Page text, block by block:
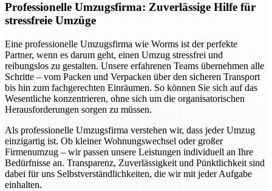
Professionelle Umzugsfirma: Zuverlässige Hilfe für
stressfreie Umzüge
Eine professionelle Umzugsfirma wie Worms ist der perfekte
Partner, wenn es darum geht, einen Umzug stressfrei und
reibungslos zu gestalten. Unsere erfahrenen Teams übernehmen alle
Schritte – vom Packen und Verpacken über den sicheren Transport
bis hin zum fachgerechten Einräumen. So können Sie sich auf das
Wesentliche konzentrieren, ohne sich um die organisatorischen
Herausforderungen sorgen zu müssen.
Als professionelle Umzugsfirma verstehen wir, dass jeder Umzug
einzigartig ist. Ob kleiner Wohnungswechsel oder großer
Firmenumzug – wir passen unsere Leistungen individuell an Ihre
Bedürfnisse an. Transparenz, Zuverlässigkeit und Pünktlichkeit sind
dabei für uns Selbstverständlichkeiten, die wir mit jeder Aufgabe
einhalten.